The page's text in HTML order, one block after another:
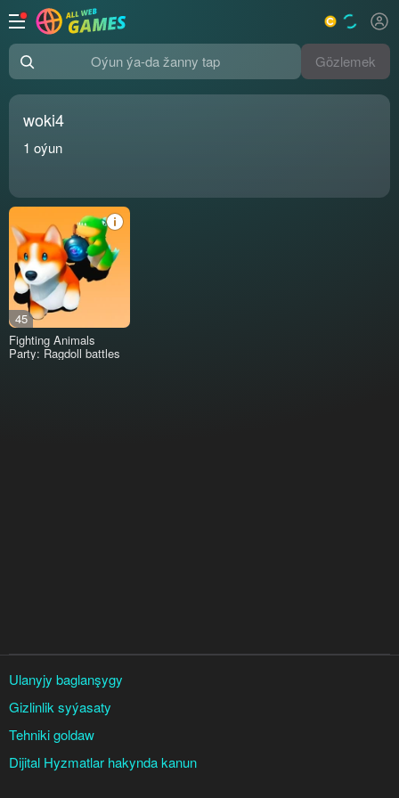
Oýun ýa-da žanny tap Gözlemek
woki4
1 oýun
45
Fighting Animals
Party: Ragdoll battles
Ulanyjy baglanşygy
Gizlinlik syýasaty
Tehniki goldaw
Dijital Hyzmatlar hakynda kanun